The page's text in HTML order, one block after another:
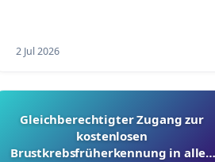
2 Jul 2026
Gleichberechtigter Zugang zur
kostenlosen
Brustkrebsfrüherkennung in allen